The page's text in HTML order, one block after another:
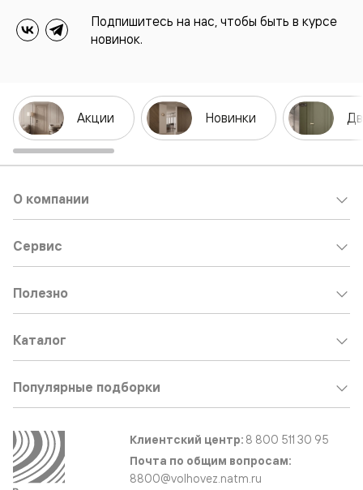
Подпишитесь на нас, чтобы быть в курсе
новинок.
Акции Новинки
О компании
Сервис
Полезно
Каталог
Популярные подборки
Клиентский центр: 8 800 511 30 95
Почта по общим вопросам:
8800@volhovez.natm.ru